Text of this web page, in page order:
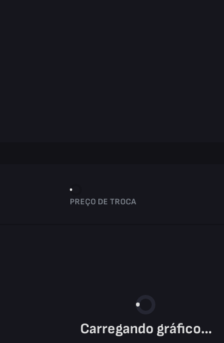
PREÇO DE TROCA
Carregando gráfico...